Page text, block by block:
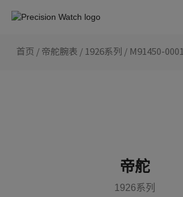
首页 /帝舵腕表 / 1926系列 / M91450-0001
帝舵
1926系列